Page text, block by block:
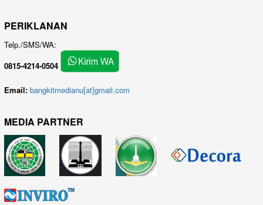
PERIKLANAN
Telp./SMS/WA:
0815-4214-0504
Email: bangkitmedianu[at]gmail.com
MEDIA PARTNER